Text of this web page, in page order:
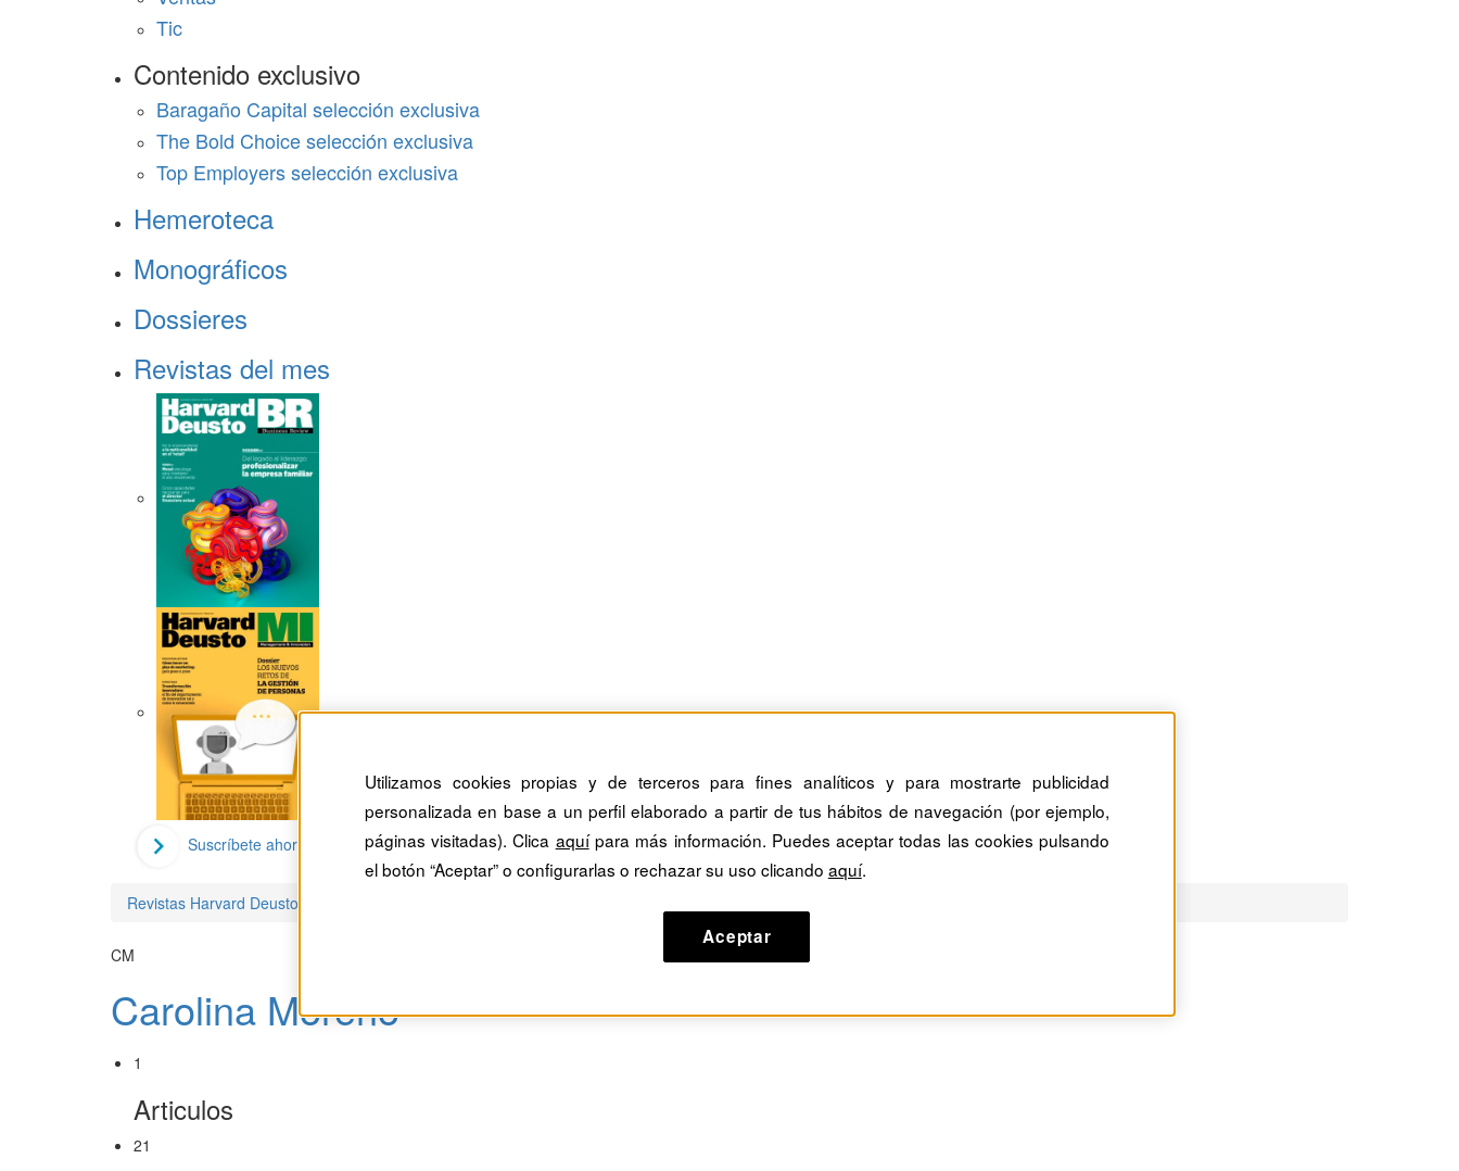
Tic
Contenido exclusivo
Baragaño Capital selección exclusiva
The Bold Choice selección exclusiva
Top Employers selección exclusiva
Hemeroteca
Monográficos
Dossieres
Revistas del mes
Suscríbete ahora
Revistas Harvard Deusto
CM
Carolina Moreno
1
Articulos
21
Utilizamos cookies propias y de terceros para fines analíticos y para mostrarte publicidad
personalizada en base a un perfil elaborado a partir de tus hábitos de navegación (por ejemplo,
páginas visitadas). Clica aquípara más información. Puedes aceptar todas las cookies pulsando
el botón “Aceptar” o configurarlas o rechazar su uso clicando aquí.
Aceptar